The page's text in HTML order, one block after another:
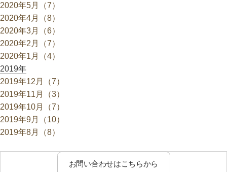
2020年5月（7）
2020年4月（8）
2020年3月（6）
2020年2月（7）
2020年1月（4）
2019年
2019年12月（7）
2019年11月（3）
2019年10月（7）
2019年9月（10）
2019年8月（8）
お問い合わせはこちらから